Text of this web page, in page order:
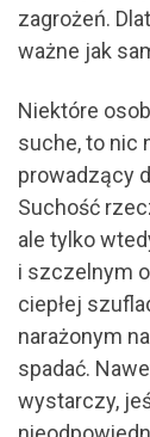
zagrożeń.
ważne jak
Niektóre
suche, to nic
prowadzący
Suchość
ale tylko
i szczelnym
ciepłej
narażonym
spadać.
wystarczy,